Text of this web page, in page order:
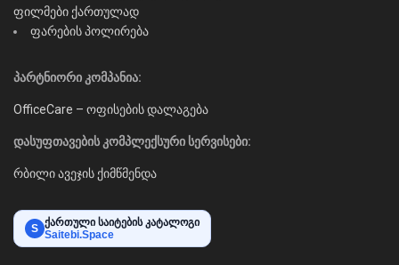
ფილმები ქართულად
ფარების პოლირება
პარტნიორი კომპანია:
OfficeCare – ოფისების დალაგება
დასუფთავების კომპლექსური სერვისები:
რბილი ავეჯის ქიმწმენდა
S ქართული საიტების კატალოგი
Saitebi.Space